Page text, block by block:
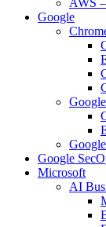
AWS
Google
Google
Microsoft
AI